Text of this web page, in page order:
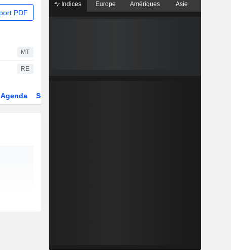
PDF
MT
RE
Agenda Secteur
Indices Europe Amériques Asie